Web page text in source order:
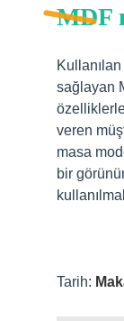
MDF
sağlayan
veren
masa
bir
Tarih: